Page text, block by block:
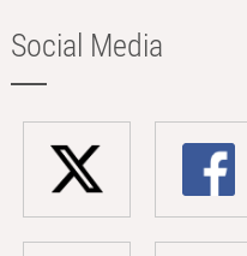
Social Media